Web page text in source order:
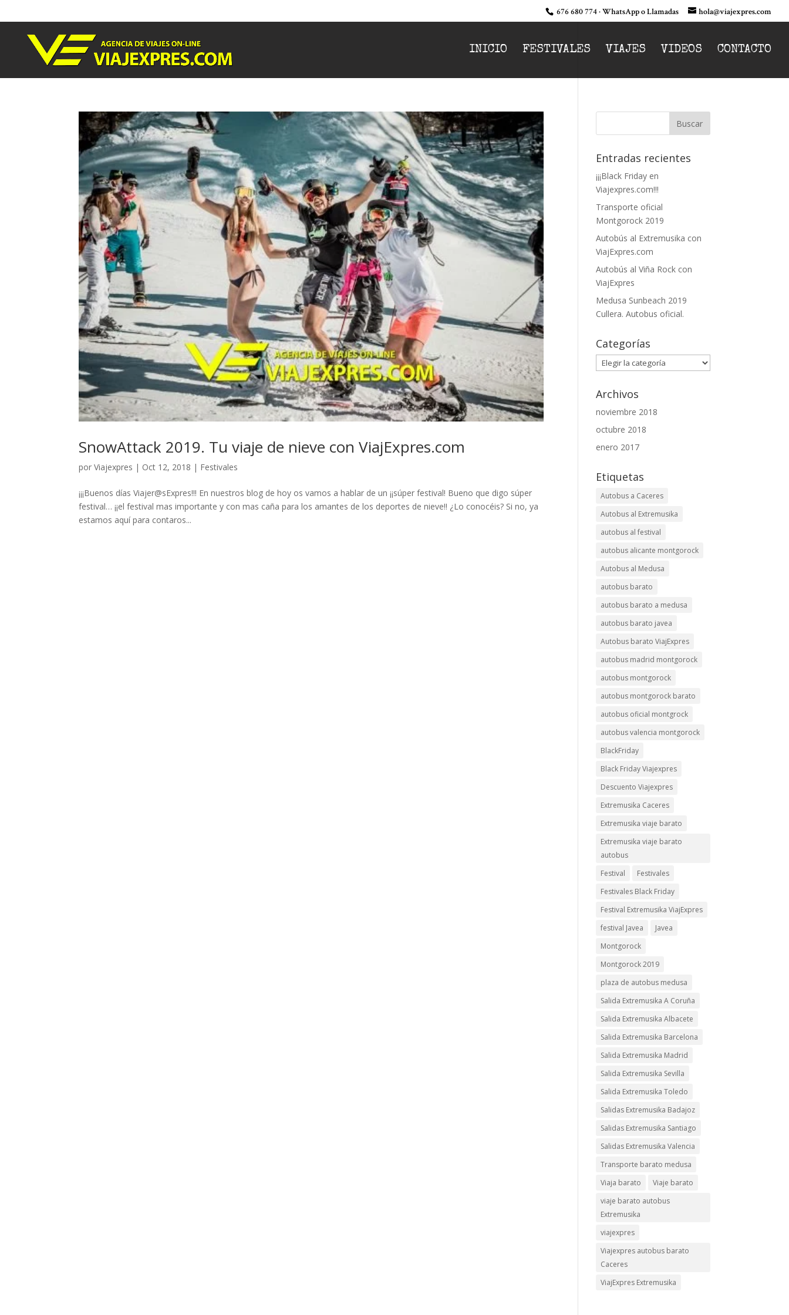
676 680 774 · WhatsApp o Llamadas hola@viajexpres.com
INICIO FESTIVALES VIAJES VIDEOS CONTACTO
SnowAttack 2019. Tu viaje de nieve con ViajExpres.com
porViajexpres | Oct 12, 2018 | Festivales
¡¡¡Buenos días Viajer@sExpres!!! En nuestros blog de hoy os vamos a hablar de un ¡¡súper festival! Bueno que digo súper
festival… ¡¡el festival mas importante y con mas caña para los amantes de los deportes de nieve!! ¿Lo conocéis? Si no, ya
estamos aquí para contaros...
Entradas recientes
¡¡¡Black Friday en
Viajexpres.com!!!
Transporte oficial
Montgorock 2019
Autobús al Extremusika con
ViajExpres.com
Autobús al Viña Rock con
ViajExpres
Medusa Sunbeach 2019
Cullera. Autobus oficial.
Categorías
Categorías
Archivos
noviembre 2018
octubre 2018
enero 2017
Etiquetas
Autobus a Caceres
Autobus al Extremusika
autobus al festival
autobus alicante montgorock
Autobus al Medusa
autobus barato
autobus barato a medusa
autobus barato javea
Autobus barato ViajExpres
autobus madrid montgorock
autobus montgorock
autobus montgorock barato
autobus oficial montgrock
autobus valencia montgorock
BlackFriday
Black Friday Viajexpres
Descuento Viajexpres
Extremusika Caceres
Extremusika viaje barato
Extremusika viaje barato
autobus
Festival
Festivales
Festivales Black Friday
Festival Extremusika ViajExpres
festival Javea
Javea
Montgorock
Montgorock 2019
plaza de autobus medusa
Salida Extremusika A Coruña
Salida Extremusika Albacete
Salida Extremusika Barcelona
Salida Extremusika Madrid
Salida Extremusika Sevilla
Salida Extremusika Toledo
Salidas Extremusika Badajoz
Salidas Extremusika Santiago
Salidas Extremusika Valencia
Transporte barato medusa
Viaja barato
Viaje barato
viaje barato autobus
Extremusika
viajexpres
Viajexpres autobus barato
Caceres
ViajExpres Extremusika